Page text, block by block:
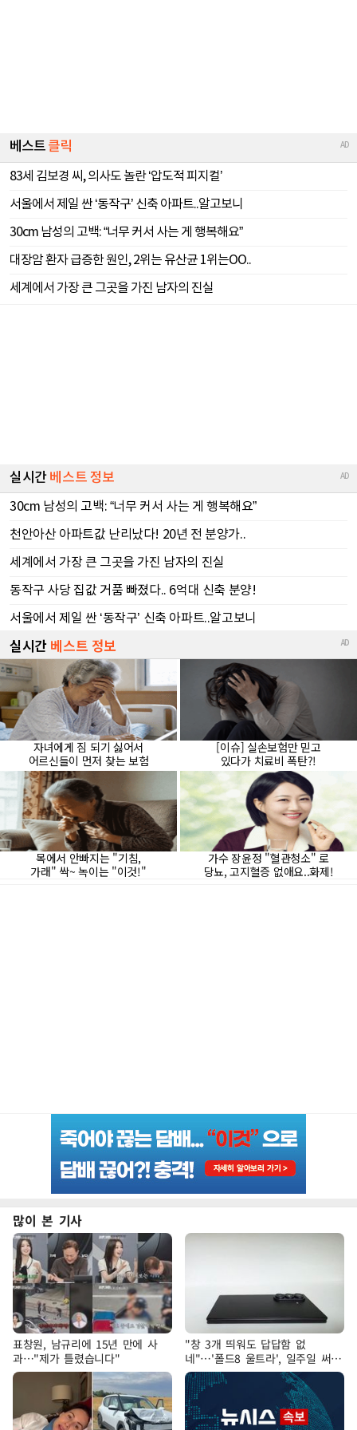
많이 본 기사
표창원, 남규리에 15년 만에 사
과…"제가 틀렸습니다"
"창 3개 띄워도 답답함 없
네"…'폴드8 울트라', 일주일 써보
니